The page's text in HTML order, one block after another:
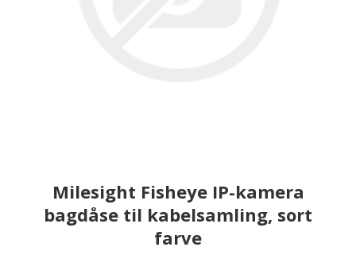
Milesight Fisheye IP-kamera
bagdåse til kabelsamling, sort
farve